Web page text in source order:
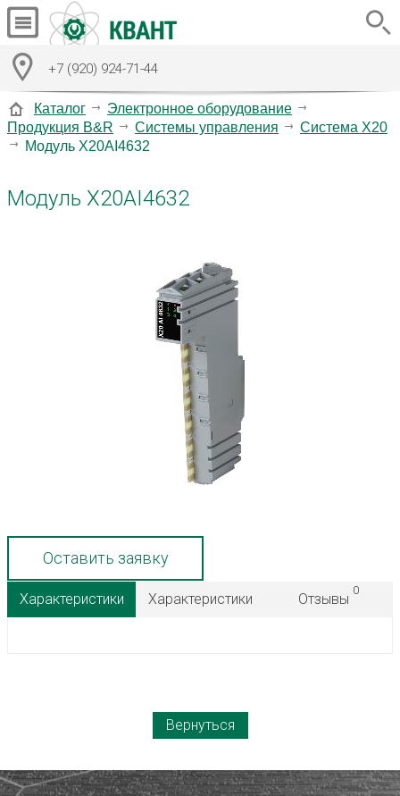
+7 (920) 924-71-44
Каталог
Электронное оборудование
Продукция B&R
Системы управления
Система X20
Модуль X20AI4632
Модуль X20AI4632
Оставить заявку
Характеристики Характеристики Отзывы
0
Вернуться